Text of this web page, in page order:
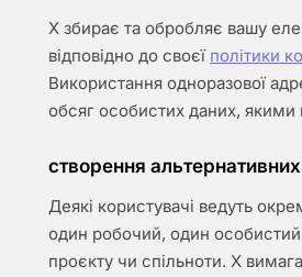
X збирає та обробляє вашу
відповідно до своєї політики
Використання одноразової
обсяг особистих даних, якими
створення альтернативних
Деякі користувачі ведуть
один робочий, один
проєкту чи спільноти. X